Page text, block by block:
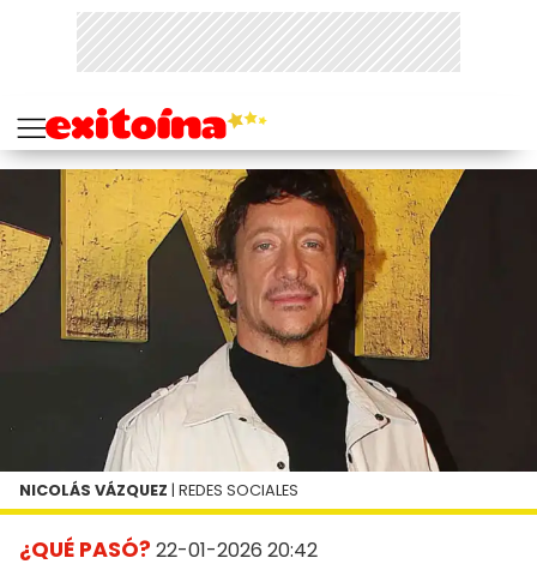
¿QUÉ PASÓ? 22-01-2026 20:42
NICOLÁS VÁZQUEZ | REDES SOCIALES